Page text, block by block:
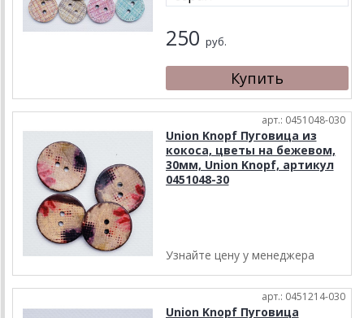
250 руб.
арт.: 0451048-030
Union Knopf Пуговица из
кокоса, цветы на бежевом,
30мм, Union Knopf, артикул
0451048-30
Узнайте цену у менеджера
арт.: 0451214-030
Union Knopf Пуговица